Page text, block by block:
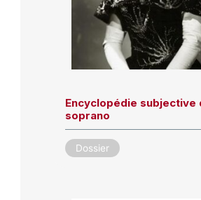
Encyclopédie subjective
soprano
Dossier